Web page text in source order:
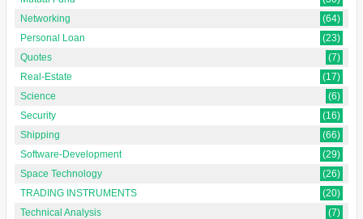
Networking
(64)
Personal Loan
(23)
Quotes
(7)
Real-Estate
(17)
Science
(6)
Security
(16)
Shipping
(66)
Software-Development
(29)
Space Technology
(26)
TRADING INSTRUMENTS
(20)
Technical Analysis
(7)